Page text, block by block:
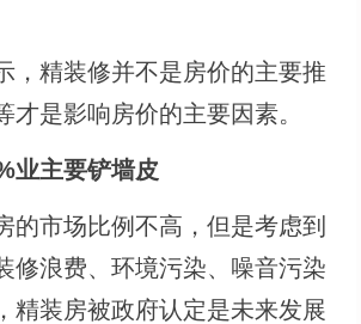
，精装修并不是房价的主要推
才是影响房价的主要因素。
业主要铲墙皮
的市场比例不高，但是考虑到
修浪费、环境污染、噪音污染
精装房被政府认定是未来发展